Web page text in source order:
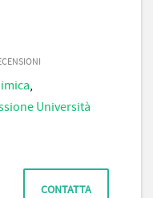
,
Università
CONTATTA